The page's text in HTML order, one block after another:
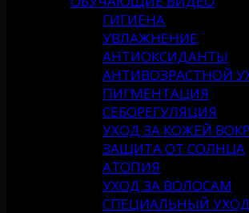
ГИГИЕНА
УВЛАЖНЕНИЕ
АНТИОКСИДАНТЫ
АНТИВОЗРАСТНОЙ
ПИГМЕНТАЦИЯ
СЕБОРЕГУЛЯЦИЯ
УХОД ЗА КОЖЕЙ
ЗАЩИТА ОТ СОЛНЦА
АТОПИЯ
УХОД ЗА ВОЛОСАМ
СПЕЦИАЛЬНЫЙ